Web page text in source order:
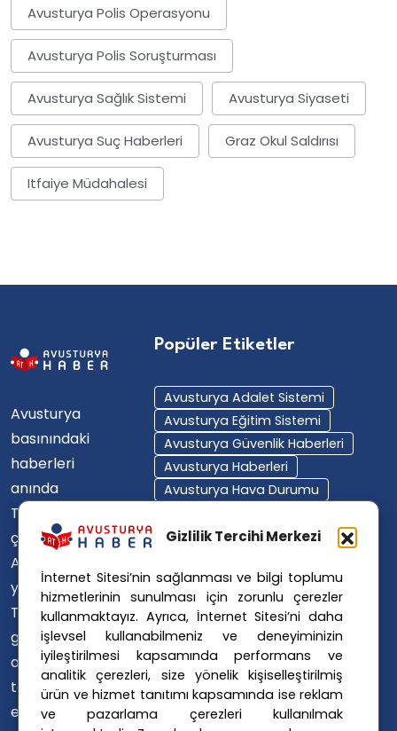
Gizlilik Tercihi Merkezi
İnternet Sitesi’nin sağlanması ve bilgi toplumu
hizmetlerinin sunulması için zorunlu çerezler
kullanmaktayız. Ayrıca, İnternet Sitesi’ni daha
işlevsel kullanabilmeniz ve deneyiminizin
iyileştirilmesi kapsamında performans ve
analitik çerezleri, size yönelik kişiselleştirilmiş
ürün ve hizmet tanıtımı kapsamında ise reklam
ve pazarlama çerezleri kullanılmak
Avusturya Polis Operasyonu
Avusturya Polis Soruşturması
Avusturya Sağlık Sistemi Avusturya Siyaseti
Avusturya Suç Haberleri Graz Okul Saldırısı
Itfaiye Müdahalesi
Avusturya
basınındaki
haberleri
anında
Türkçe'ye
çevirerek,
Avusturya'da
yaşayan
Türklerin ülke
gündemini
ana dillerinde
takip
etmelerini
Popüler Etiketler
Avusturya Adalet Sistemi
Avusturya Eğitim Sistemi
Avusturya Güvenlik Haberleri
Avusturya Haberleri
Avusturya Hava Durumu
Avusturya Polisi
Avusturya Polis Soruşturması
Avusturya Sağlık Sistemi
Avusturya Siyaseti
Avusturya Suç Haberleri
Avusturya Trafik Haberleri
Donald Trump
FPÖ
Graz Okul Saldırısı